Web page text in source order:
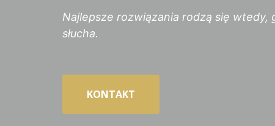
Najlepsze rozwiązania rodzą się wtedy,
słucha.
KONTAKT